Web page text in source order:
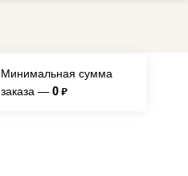
Минимальная сумма
заказа — 0 руб.